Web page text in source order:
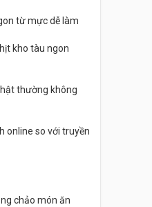
từ mực dễ làm
kho tàu ngon
thường không
online so với truyền
chảo món ăn